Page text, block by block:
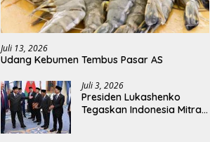
Juli 13, 2026
Udang Kebumen Tembus Pasar AS
Juli 3, 2026
Presiden Lukashenko
Tegaskan Indonesia Mitra